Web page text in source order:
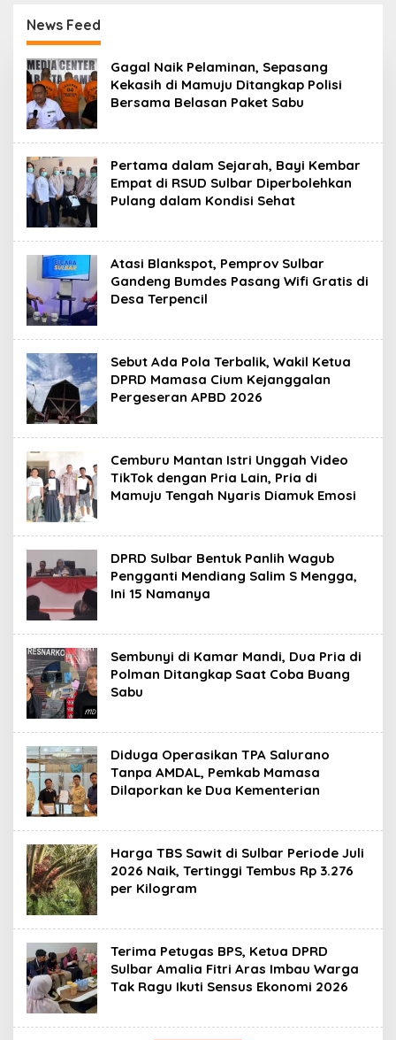
News Feed
S
u
l
b
a
n
l
i
Gagal Naik Pelaminan, Sepasang
Kekasih di Mamuju Ditangkap Polisi
Bersama Belasan Paket Sabu
Pertama dalam Sejarah, Bayi Kembar
Empat di RSUD Sulbar Diperbolehkan
Pulang dalam Kondisi Sehat
Atasi Blankspot, Pemprov Sulbar
Gandeng Bumdes Pasang Wifi Gratis di
Desa Terpencil
Sebut Ada Pola Terbalik, Wakil Ketua
DPRD Mamasa Cium Kejanggalan
Pergeseran APBD 2026
Cemburu Mantan Istri Unggah Video
TikTok dengan Pria Lain, Pria di
Mamuju Tengah Nyaris Diamuk Emosi
DPRD Sulbar Bentuk Panlih Wagub
Pengganti Mendiang Salim S Mengga,
Ini 15 Namanya
Sembunyi di Kamar Mandi, Dua Pria di
Polman Ditangkap Saat Coba Buang
Sabu
Diduga Operasikan TPA Salurano
Tanpa AMDAL, Pemkab Mamasa
Dilaporkan ke Dua Kementerian
Harga TBS Sawit di Sulbar Periode Juli
2026 Naik, Tertinggi Tembus Rp 3.276
per Kilogram
Terima Petugas BPS, Ketua DPRD
Sulbar Amalia Fitri Aras Imbau Warga
Tak Ragu Ikuti Sensus Ekonomi 2026